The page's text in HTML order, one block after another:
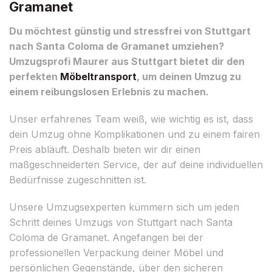
Gramanet
Du möchtest günstig und stressfrei von Stuttgart
nach Santa Coloma de Gramanet umziehen?
Umzugsprofi Maurer aus Stuttgart bietet dir den
perfekten Möbeltransport, um deinen Umzug zu
einem reibungslosen Erlebnis zu machen.
Unser erfahrenes Team weiß, wie wichtig es ist, dass
dein Umzug ohne Komplikationen und zu einem fairen
Preis abläuft. Deshalb bieten wir dir einen
maßgeschneiderten Service, der auf deine individuellen
Bedürfnisse zugeschnitten ist.
Unsere Umzugsexperten kümmern sich um jeden
Schritt deines Umzugs von Stuttgart nach Santa
Coloma de Gramanet. Angefangen bei der
professionellen Verpackung deiner Möbel und
persönlichen Gegenstände, über den sicheren